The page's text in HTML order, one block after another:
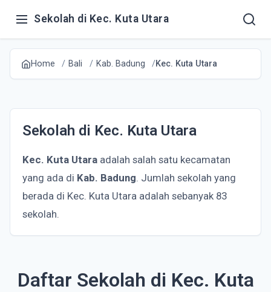
Sekolah di Kec. Kuta Utara
Home Bali Kab. Badung Kec. Kuta Utara
Sekolah di Kec. Kuta Utara
Kec. Kuta Utara adalah salah satu kecamatan
yang ada di Kab. Badung. Jumlah sekolah yang
berada di Kec. Kuta Utara adalah sebanyak 83
sekolah.
Daftar Sekolah di Kec. Kuta